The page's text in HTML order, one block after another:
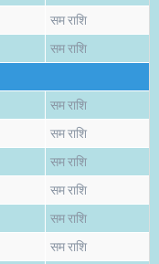
सम राशि
सम राशि
सम राशि
सम राशि
सम राशि
सम राशि
सम राशि
सम राशि